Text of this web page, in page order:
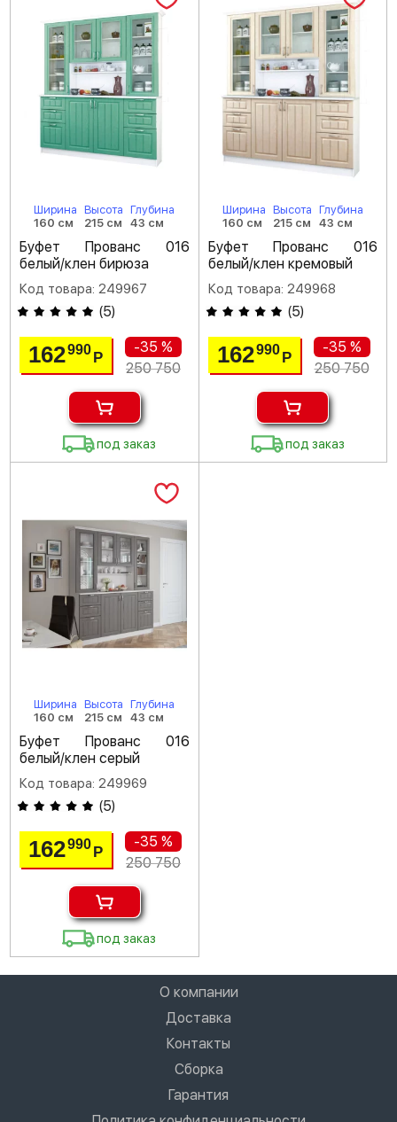
Ширина
160 см
Высота
215 см
Глубина
43 см
Буфет Прованс 016
белый/клен бирюза
Код товара: 249967
(5)
162990Р
-35 %
250 750
под заказ
Ширина
160 см
Высота
215 см
Глубина
43 см
Буфет Прованс 016
белый/клен кремовый
Код товара: 249968
(5)
162990 Р
-35 %
250 750
под заказ
Ширина
160 см
Высота
215 см
Глубина
43 см
Буфет Прованс 016
белый/клен серый
Код товара: 249969
(5)
162990Р
-35 %
250 750
под заказ
О компании
Доставка
Контакты
Сборка
Гарантия